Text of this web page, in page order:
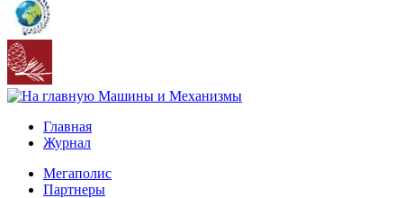
Главная
Журнал
Мегаполис
Партнеры